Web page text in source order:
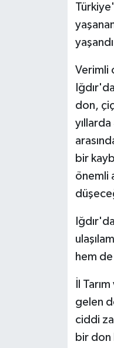
Verimli
don,
bir
önemli
hem
İl
gelen
ciddi
bir don
English News
Gayrimenkul
GÜNDEM
HABERDE İNSAN